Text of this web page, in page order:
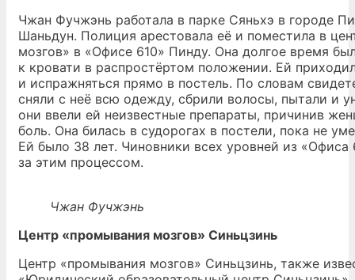
Чжан Фучжэнь работала в парке Сяньхэ в городе
Шаньдун. Полиция арестовала её и поместила в
мозгов» в «Офисе 610» Пинду. Она долгое время
к кровати в распростёртом положении. Ей
и испражняться прямо в постель. По словам
сняли с неё всю одежду, сбрили волосы, пытали и
они ввели ей неизвестные препараты, причинив
боль. Она билась в судорогах в постели, пока не
Ей было 38 лет. Чиновники всех уровней из «Офиса
за этим процессом.
Чжан Фучжэнь
Центр «промывания мозгов» Синьцзинь
Центр «промывания мозгов» Синьцзинь, также